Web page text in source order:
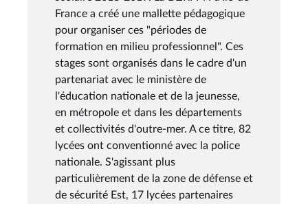
France a créé une mallette pédagogique
pour organiser ces "périodes de
formation en milieu professionnel". Ces
stages sont organisés dans le cadre d'un
partenariat avec le ministère de
l'éducation nationale et de la jeunesse,
en métropole et dans les départements
et collectivités d'outre-mer. A ce titre, 82
lycées ont conventionné avec la police
nationale. S'agissant plus
particulièrement de la zone de défense et
de sécurité Est, 17 lycées partenaires